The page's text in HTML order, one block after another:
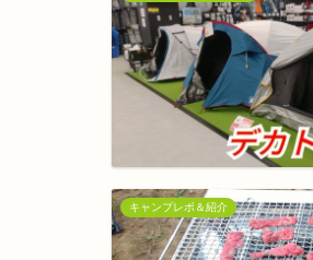
キャンプレポ＆紹介